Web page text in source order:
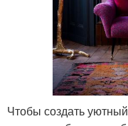
Чтобы создать